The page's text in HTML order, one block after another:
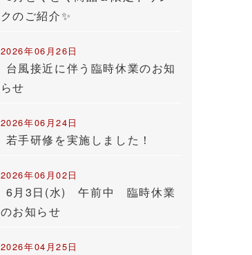
クのご紹介✨
2026年06月26日
台風接近に伴う臨時休業のお知
らせ
2026年06月24日
若手研修を実施しました！
2026年06月02日
6月3日(水) 午前中 臨時休業
のお知らせ
2026年04月25日